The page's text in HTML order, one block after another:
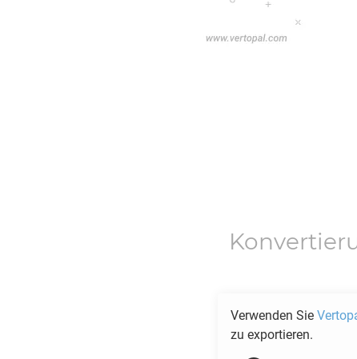
Verwenden Sie
zu exportieren.